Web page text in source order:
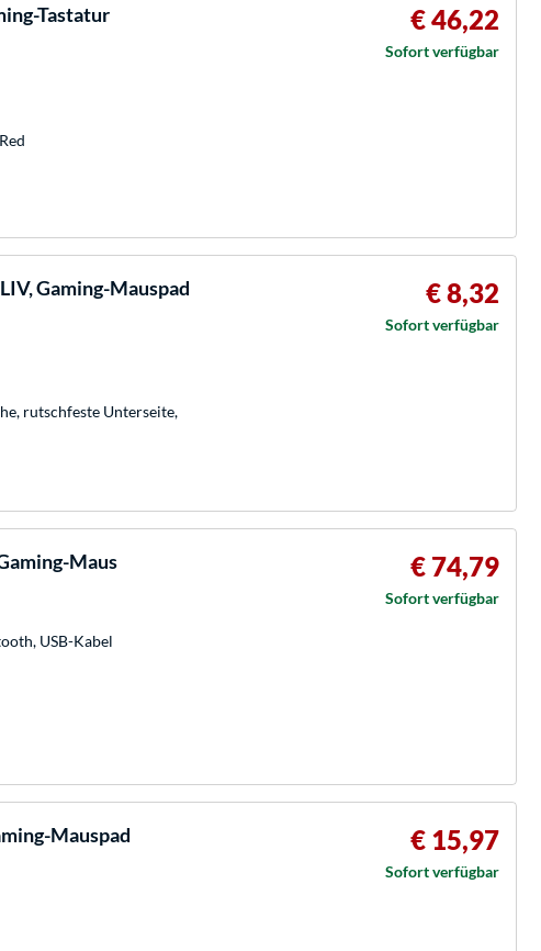
Tastatur € 46,22
Sofort verfügbar
Gaming-Mauspad
rutschfeste Unterseite,
€ 8,32
Sofort verfügbar
Maus
USB-Kabel
€ 74,79
Sofort verfügbar
Mauspad € 15,97
Sofort verfügbar